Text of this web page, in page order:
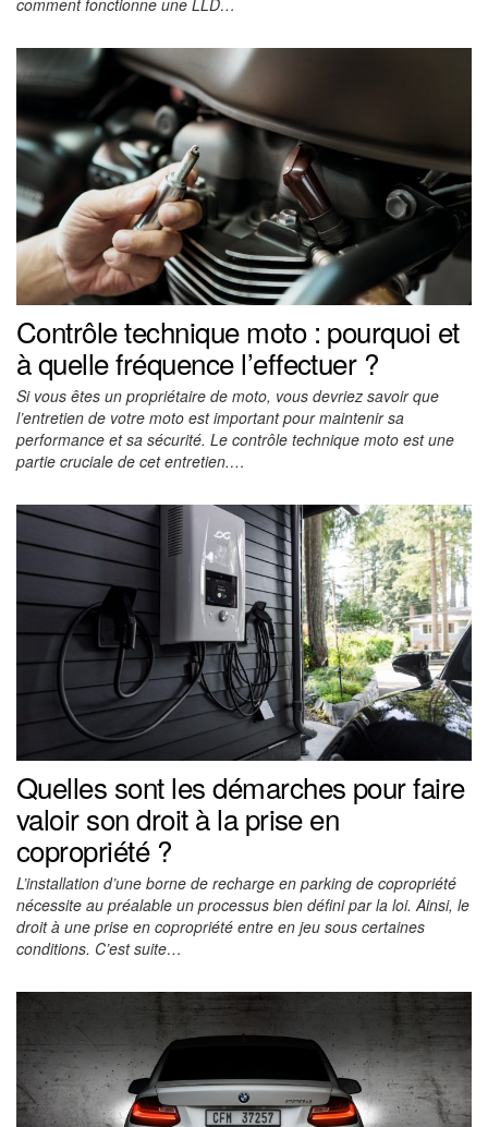
comment fonctionne une LLD…
Contrôle technique moto : pourquoi et
à quelle fréquence l’effectuer ?
Si vous êtes un propriétaire de moto, vous devriez savoir que
l’entretien de votre moto est important pour maintenir sa
performance et sa sécurité. Le contrôle technique moto est une
partie cruciale de cet entretien.…
Quelles sont les démarches pour faire
valoir son droit à la prise en
copropriété ?
L’installation d’une borne de recharge en parking de copropriété
nécessite au préalable un processus bien défini par la loi. Ainsi, le
droit à une prise en copropriété entre en jeu sous certaines
conditions. C’est suite…